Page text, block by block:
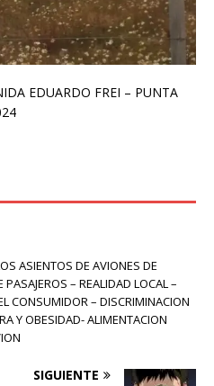
EDUARDO FREI – PUNTA
ASIENTOS DE AVIONES DE
PASAJEROS – REALIDAD LOCAL –
CONSUMIDOR – DISCRIMINACION
Y OBESIDAD- ALIMENTACION
SIGUIENTE